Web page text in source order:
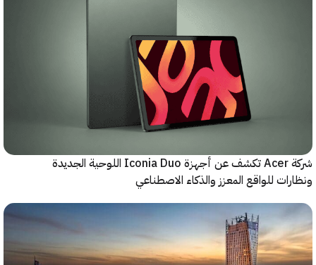
شركة Acer تكشف عن أجهزة Iconia Duo اللوحية الجديدة
للواقع المعزز والذكاء الاصطناعي